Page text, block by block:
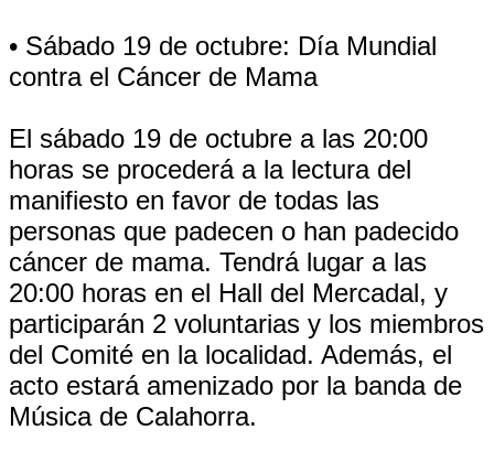
• Sábado 19 de octubre: Día Mundial
contra el Cáncer de Mama
El sábado 19 de octubre a las 20:00
horas se procederá a la lectura del
manifiesto en favor de todas las
personas que padecen o han padecido
cáncer de mama. Tendrá lugar a las
20:00 horas en el Hall del Mercadal, y
participarán 2 voluntarias y los miembros
del Comité en la localidad. Además, el
acto estará amenizado por la banda de
Música de Calahorra.